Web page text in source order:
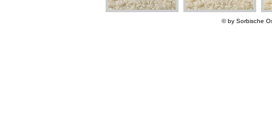
© by Sorbische